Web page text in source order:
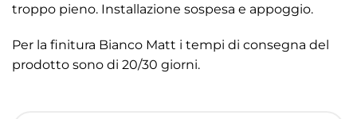
troppo pieno. Installazione sospesa e appoggio.
Per la finitura Bianco Matt i tempi di consegna del
prodotto sono di 20/30 giorni.